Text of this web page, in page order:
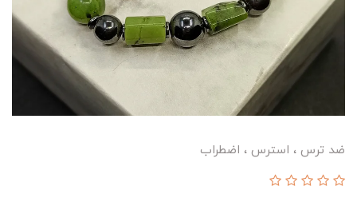
ضد ترس ، استرس ، اضطراب